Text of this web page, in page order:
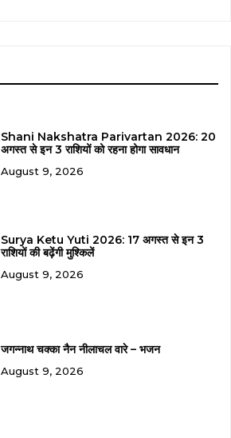
Shani Nakshatra Parivartan 2026: 20
अगस्त से इन 3 राशियों को रहना होगा सावधान
August 9, 2026
Surya Ketu Yuti 2026: 17 अगस्त से इन 3
राशियों की बढ़ेंगी मुश्किलें
August 9, 2026
जगन्नाथ चक्का नैन नीलाचल वारे – भजन
August 9, 2026